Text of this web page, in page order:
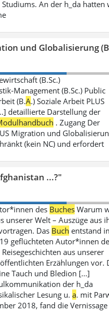
An der h_da hatten
und Globalisierung
(B.Sc.)
Management (B.Sc.) Public
(B.A.) Soziale Arbeit PLUS
detaillierte Darstellung der
. Zugang Der
Migration und
(kein NC) und erfordert
...?"
des Buches Warum
unserer Welt – Auszüge aus
Das Buch entstand
geflüchteten Autor*innen
aus unserer
Erzählungen vor.
Tauch und Bledion [...]
der h_da
Lesung u.a. mit
2018, fand die